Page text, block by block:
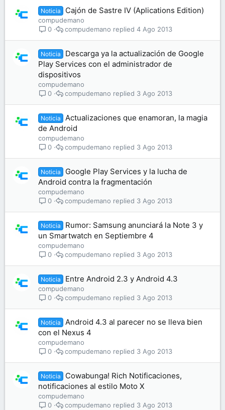
Noticia Cajón de Sastre IV (Aplications Edition)
compudemano
0
4 Ago 2013
compudemano
Noticia
Descarga ya la actualización de Google
Play Services con el administrador de
dispositivos
compudemano
0
3 Ago 2013
compudemano
Noticia
Actualizaciones que enamoran, la magia
de Android
compudemano
0
3 Ago 2013
compudemano
Noticia
Google Play Services y la lucha de
Android contra la fragmentación
compudemano
0
3 Ago 2013
compudemano
Noticia
Rumor: Samsung anunciará la Note 3 y
un Smartwatch en Septiembre 4
compudemano
0
3 Ago 2013
compudemano
Noticia Entre Android 2.3 y Android 4.3
compudemano
0
3 Ago 2013
compudemano
Noticia
Android 4.3 al parecer no se lleva bien
con el Nexus 4
compudemano
0
3 Ago 2013
compudemano
Noticia
Cowabunga! Rich Notificaciones,
notificaciones al estilo Moto X
compudemano
0
3 Ago 2013
compudemano